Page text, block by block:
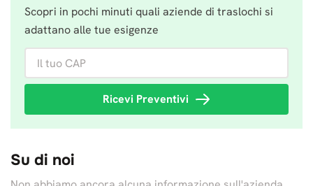
Scopri in pochi minuti quali aziende di traslochi si
adattano alle tue esigenze
Il tuo CAP
Ricevi Preventivi
Su di noi